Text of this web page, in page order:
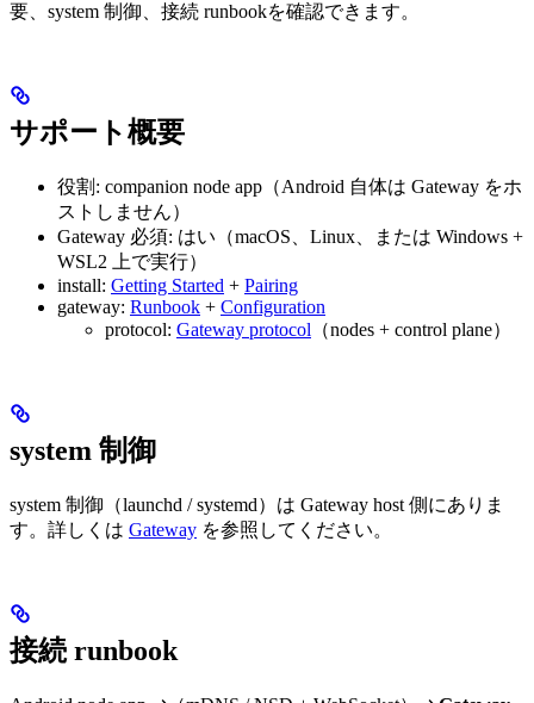
要、system 制御、接続 runbookを確認できます。
サポート概要
役割: companion node app（Android 自体は Gateway をホ
ストしません）
Gateway 必須: はい（macOS、Linux、または Windows +
WSL2 上で実行）
install: Getting Started + Pairing
gateway: Runbook + Configuration
protocol: Gateway protocol （nodes + control plane）
system 制御
system 制御（launchd / systemd）は Gateway host 側にありま
す。詳しくは Gateway を参照してください。
接続 runbook